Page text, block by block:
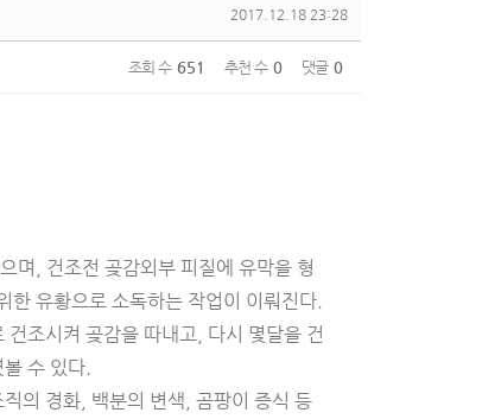
2017.12.18 23:28
조회 수 651 추천 수 0 댓글 0
며, 건조전 곶감외부 피질에 유막을 형
한 유황으로 소독하는 작업이 이뤄진다.
조시켜 곶감을 따내고, 다시 몇달을 건
수 있다.
의 경화, 백분의 변색, 곰팡이 증식 등